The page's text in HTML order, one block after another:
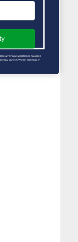
wysyłając wiadomość na adres
danych. Więcej informacji w